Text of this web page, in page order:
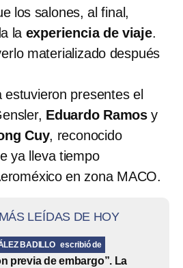
los salones, al final,
la experiencia de viaje.
materializado después
presentes el
Eduardo Ramosy
Cuy, reconocido
ya lleva tiempo
en zona MACO.
LEÍDAS DE HOY
BADILLO escribió de
previa de embargo”. La